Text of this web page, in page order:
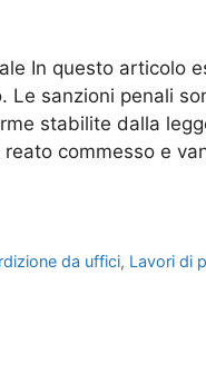
In questo articolo
sanzioni penali
stabilite dalla
commesso e
da uffici, Lavori di